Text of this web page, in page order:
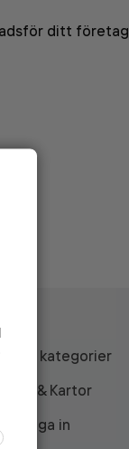
ditt företag
Alla kategorier
API & Kartor
Logga in